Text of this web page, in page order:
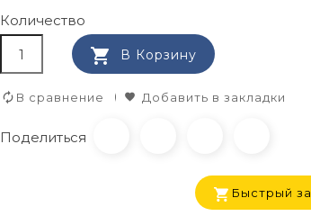
Количество
 В Корзину
В сравнение Добавить в закладки
Поделиться
Быстрый